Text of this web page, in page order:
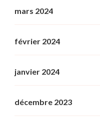
mars 2024
février 2024
janvier 2024
décembre 2023